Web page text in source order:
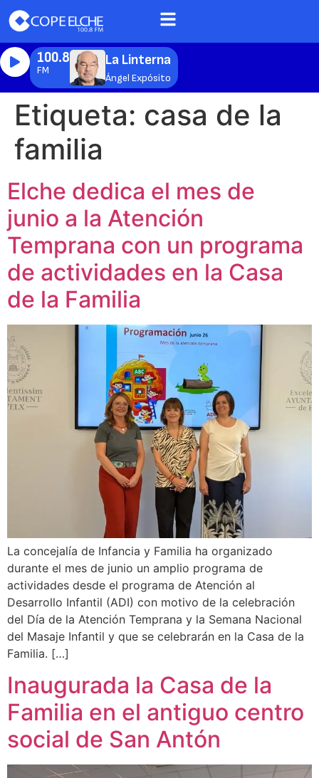
100.8
FM
La Linterna
Ángel Expósito
Etiqueta: casa de la
familia
Elche dedica el mes de
junio a la Atención
Temprana con un programa
de actividades en la Casa
de la Familia
La concejalía de Infancia y Familia ha organizado
durante el mes de junio un amplio programa de
actividades desde el programa de Atención al
Desarrollo Infantil (ADI) con motivo de la celebración
del Día de la Atención Temprana y la Semana Nacional
del Masaje Infantil y que se celebrarán en la Casa de la
Familia. […]
Inaugurada la Casa de la
Familia en el antiguo centro
social de San Antón